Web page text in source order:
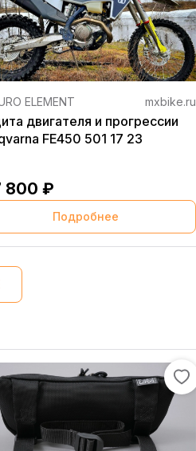
ELEMENT mxbike.ru
двигателя и прогрессии
FE450 501 17 23
800 ₽
Подробнее